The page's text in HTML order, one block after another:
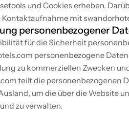
und Cookies erheben.
Kontaktaufnahme mit
personenbezogener
für die Sicherheit
personenbezogene
zu kommerziellen Zwecken
teilt die personenbezogenen
um die über die Website
zu verwalten.